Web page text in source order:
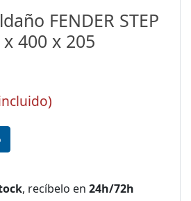
FENDER STEP
400 x 205
, recíbelo en 24h/72h